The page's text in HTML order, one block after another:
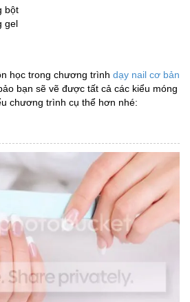
bột
gel
học trong chương trình dạy nail cơ bản
bạn sẽ vẽ được tất cả các kiểu móng
chương trình cụ thể hơn nhé: